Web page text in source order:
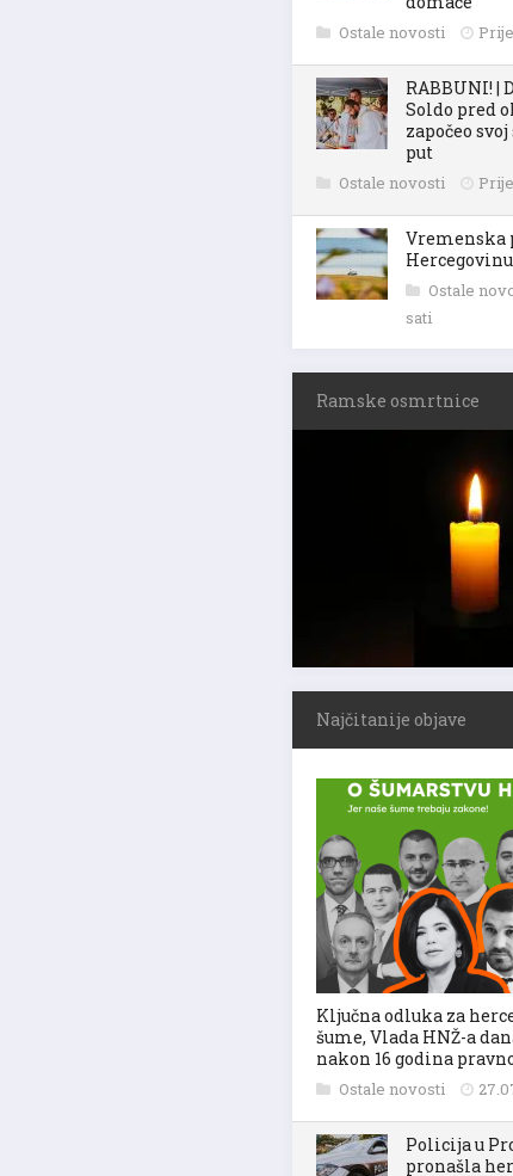
Ostale novosti
RABBUNI! |
Soldo pred
započeo
put
Ostale novosti
Vremenska
Hercegovinu
Ostale
sati
Ramske osmrtnice
Najčitanije objave
Ključna odluka za
šume, Vlada HNŽ-a
nakon 16 godina
Ostale novosti
Policija u
pronašla